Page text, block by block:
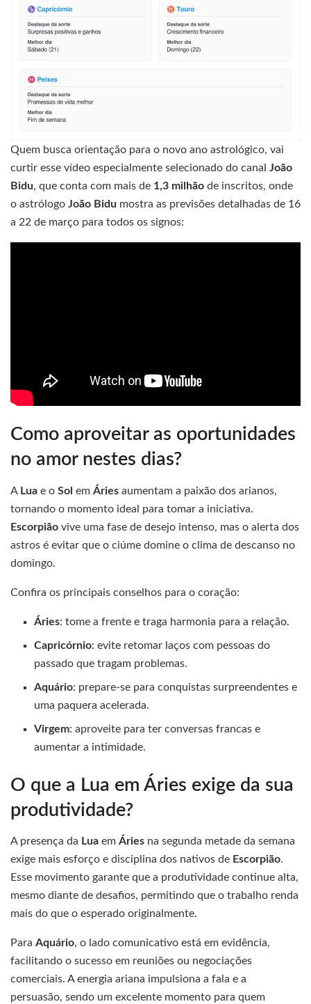
Quem busca orientação para o novo ano astrológico, vai
curtir esse vídeo especialmente selecionado do canal João
Bidu, que conta com mais de 1,3 milhão de inscritos, onde
o astrólogo João Bidu mostra as previsões detalhadas de 16
a 22 de março para todos os signos:
Como aproveitar as oportunidades
no amor nestes dias?
A Lua e o Sol em Áries aumentam a paixão dos arianos,
tornando o momento ideal para tomar a iniciativa.
Escorpião vive uma fase de desejo intenso, mas o alerta dos
astros é evitar que o ciúme domine o clima de descanso no
domingo.
Confira os principais conselhos para o coração:
Áries: tome a frente e traga harmonia para a relação.
Capricórnio: evite retomar laços com pessoas do
passado que tragam problemas.
Aquário: prepare-se para conquistas surpreendentes e
uma paquera acelerada.
Virgem: aproveite para ter conversas francas e
aumentar a intimidade.
O que a Lua em Áries exige da sua
produtividade?
A presença da Lua em Áries na segunda metade da semana
exige mais esforço e disciplina dos nativos de Escorpião.
Esse movimento garante que a produtividade continue alta,
mesmo diante de desafios, permitindo que o trabalho renda
mais do que o esperado originalmente.
Para Aquário, o lado comunicativo está em evidência,
facilitando o sucesso em reuniões ou negociações
comerciais. A energia ariana impulsiona a fala e a
persuasão, sendo um excelente momento para quem